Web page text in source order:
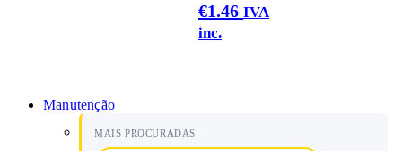
€1.46 IVA
inc.
Manutenção
MAIS PROCURADAS